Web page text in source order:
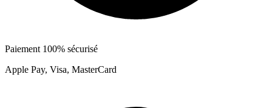
Paiement 100% sécurisé
Apple Pay, Visa, MasterCard